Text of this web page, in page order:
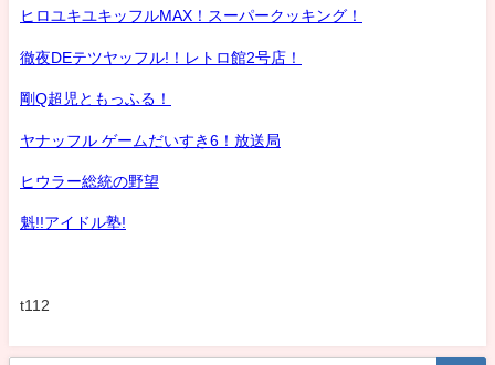
ヒロユキユキッフルMAX！スーパークッキング！
徹夜DEテツヤッフル!！レトロ館2号店！
剛Q超児ともっふる！
ヤナッフル ゲームだいすき6！放送局
ヒウラー総統の野望
魁!!アイドル塾!
t112